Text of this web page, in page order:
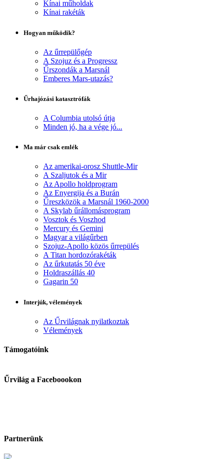
Kínai műholdak
Kínai rakéták
Hogyan működik?
Az űrrepülőgép
A Szojuz és a Progressz
Űrszondák a Marsnál
Emberes Mars-utazás?
Űrhajózási katasztrófák
A Columbia utolsó útja
Minden jó, ha a vége jó...
Ma már csak emlék
Az amerikai-orosz Shuttle-Mir
A Szaljutok és a Mir
Az Apollo holdprogram
Az Enyergija és a Burán
Űreszközök a Marsnál 1960-2000
A Skylab űrállomásprogram
Vosztok és Voszhod
Mercury és Gemini
Magyar a világűrben
Szojuz-Apollo közös űrrepülés
A Titan hordozórakéták
Az űrkutatás 50 éve
Holdraszállás 40
Gagarin 50
Interjúk, vélemények
Az Űrvilágnak nyilatkoztak
Vélemények
Támogatóink
Űrvilág a Faceboookon
Partnerünk